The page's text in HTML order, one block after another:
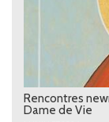
Rencontres
Dame de Vie